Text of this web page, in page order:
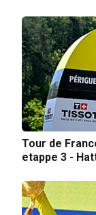
Tour de
etappe 3 -